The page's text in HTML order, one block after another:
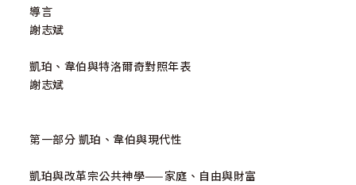
導言
謝志斌
凱珀、韋伯與特洛爾奇對照年表
謝志斌
第一部分 凱珀、韋伯與現代性
凱珀與改革宗公共神學——家庭、自由與財富